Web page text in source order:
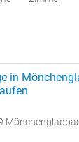
in